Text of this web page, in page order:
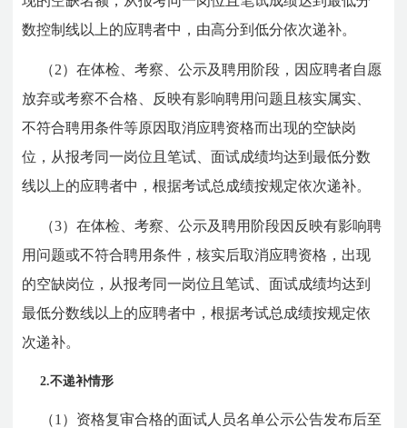
数控制线以上的应聘者中，由高分到低分依次递补。
（2）在体检、考察、公示及聘用阶段，因应聘者自愿
放弃或考察不合格、反映有影响聘用问题且核实属实、
不符合聘用条件等原因取消应聘资格而出现的空缺岗
位，从报考同一岗位且笔试、面试成绩均达到最低分数
线以上的应聘者中，根据考试总成绩按规定依次递补。
（3）在体检、考察、公示及聘用阶段因反映有影响聘
用问题或不符合聘用条件，核实后取消应聘资格，出现
的空缺岗位，从报考同一岗位且笔试、面试成绩均达到
最低分数线以上的应聘者中，根据考试总成绩按规定依
次递补。
2.不递补情形
（1）资格复审合格的面试人员名单公示公告发布后至